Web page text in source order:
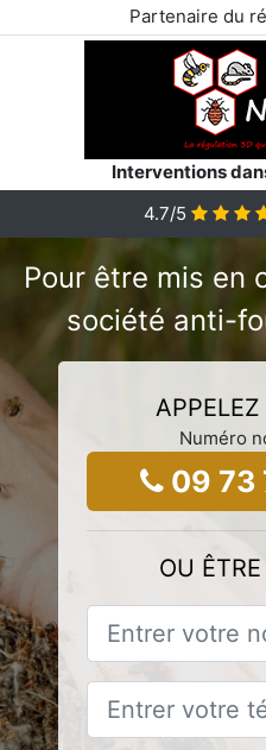
Partenaire du
Interventions
4.7/5
Pour être mis en
société anti-
Numéro
09 73
OU